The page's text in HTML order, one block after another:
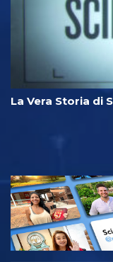
La Vera Storia di